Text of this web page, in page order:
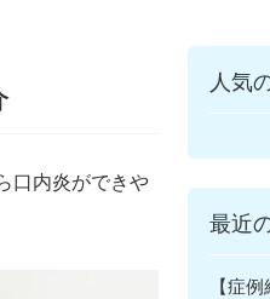
口内炎ができや
人気
最近
【症